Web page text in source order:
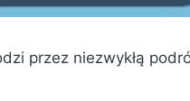
przez niezwykłą